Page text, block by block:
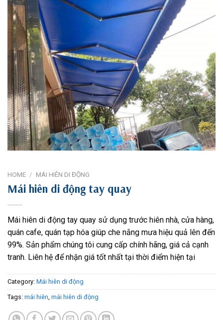
HOME / MÁI HIÊN DI ĐỘNG
Mái hiên di động tay quay
Mái hiên di động tay quay sử dụng trước hiên nhà, cửa hàng,
quán cafe, quán tạp hóa giúp che nắng mưa hiệu quả lên đến
99%. Sản phẩm chúng tôi cung cấp chính hãng, giá cả cạnh
tranh. Liên hệ để nhận giá tốt nhất tại thời điểm hiện tại
Category: Mái hiên di động
Tags: mái hiên mái hiên di động